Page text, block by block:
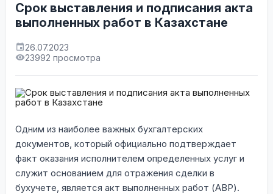
Срок выставления и подписания акта
выполненных работ в Казахстане
26.07.2023
23992 просмотра
Одним из наиболее важных бухгалтерских
документов, который официально подтверждает
факт оказания исполнителем определенных услуг и
служит основанием для отражения сделки в
бухучете, является акт выполненных работ (АВР).